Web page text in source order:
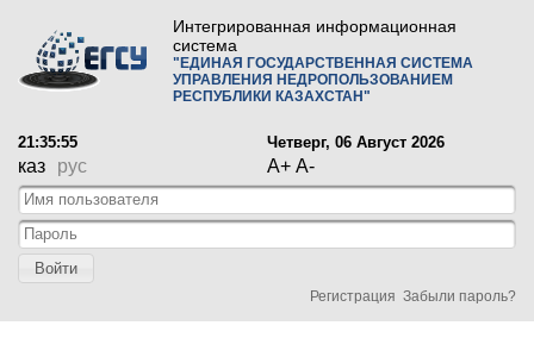
Интегрированная информационная
система
"ЕДИНАЯ ГОСУДАРСТВЕННАЯ СИСТЕМА
УПРАВЛЕНИЯ НЕДРОПОЛЬЗОВАНИЕМ
РЕСПУБЛИКИ КАЗАХСТАН"
21:35:55 Четверг, 06 Август 2026
каз рус A+ A-
Войти
Регистрация Забыли пароль?